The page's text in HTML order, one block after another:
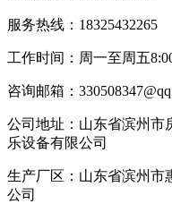
服务热线：18325432265
工作时间：周一至周五
咨询邮箱：
公司地址：山东省滨州市
乐设备有限公司
生产厂区：山东省滨州市
公司